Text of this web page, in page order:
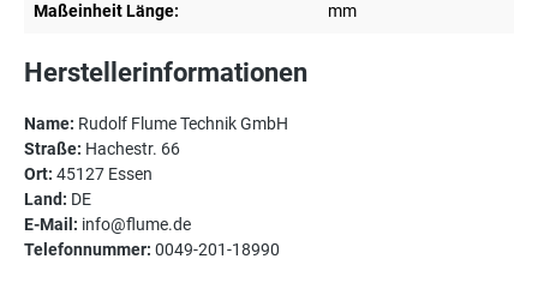
Maßeinheit Länge: mm
Herstellerinformationen
Name: Rudolf Flume Technik GmbH
Straße: Hachestr. 66
Ort: 45127 Essen
Land: DE
E-Mail: info@flume.de
Telefonnummer: 0049-201-18990